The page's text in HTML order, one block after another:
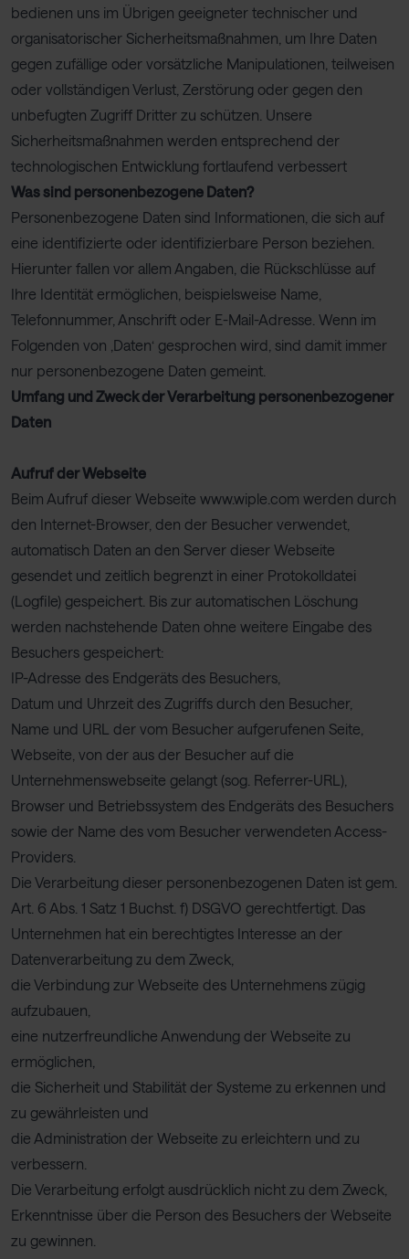
bedienen uns im Übrigen geeigneter technischer und
organisatorischer Sicherheitsmaßnahmen, um Ihre Daten
gegen zufällige oder vorsätzliche Manipulationen, teilweisen
oder vollständigen Verlust, Zerstörung oder gegen den
unbefugten Zugriff Dritter zu schützen. Unsere
Sicherheitsmaßnahmen werden entsprechend der
technologischen Entwicklung fortlaufend verbessert
Was sind personenbezogene Daten?
Personenbezogene Daten sind Informationen, die sich auf
eine identifizierte oder identifizierbare Person beziehen.
Hierunter fallen vor allem Angaben, die Rückschlüsse auf
Ihre Identität ermöglichen, beispielsweise Name,
Telefonnummer, Anschrift oder E-Mail-Adresse. Wenn im
Folgenden von ‚Daten‘ gesprochen wird, sind damit immer
nur personenbezogene Daten gemeint.
Umfang und Zweck der Verarbeitung personenbezogener
Daten
Aufruf der Webseite
Beim Aufruf dieser Webseite www.wiple.com werden durch
den Internet-Browser, den der Besucher verwendet,
automatisch Daten an den Server dieser Webseite
gesendet und zeitlich begrenzt in einer Protokolldatei
(Logfile) gespeichert. Bis zur automatischen Löschung
werden nachstehende Daten ohne weitere Eingabe des
Besuchers gespeichert:
IP-Adresse des Endgeräts des Besuchers,
Datum und Uhrzeit des Zugriffs durch den Besucher,
Name und URL der vom Besucher aufgerufenen Seite,
Webseite, von der aus der Besucher auf die
Unternehmenswebseite gelangt (sog. Referrer-URL),
Browser und Betriebssystem des Endgeräts des Besuchers
sowie der Name des vom Besucher verwendeten Access-
Providers.
Die Verarbeitung dieser personenbezogenen Daten ist gem.
Art. 6 Abs. 1 Satz 1 Buchst. f) DSGVO gerechtfertigt. Das
Unternehmen hat ein berechtigtes Interesse an der
Datenverarbeitung zu dem Zweck,
die Verbindung zur Webseite des Unternehmens zügig
aufzubauen,
eine nutzerfreundliche Anwendung der Webseite zu
ermöglichen,
die Sicherheit und Stabilität der Systeme zu erkennen und
zu gewährleisten und
die Administration der Webseite zu erleichtern und zu
verbessern.
Die Verarbeitung erfolgt ausdrücklich nicht zu dem Zweck,
Erkenntnisse über die Person des Besuchers der Webseite
zu gewinnen.